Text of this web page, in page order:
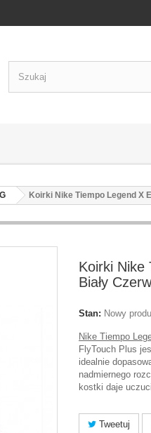
Koirki Nike Tiempo Legend X
Koirki Nike
Biały
Stan: Nowy
Nike Tiempo
FlyTouch Plus
idealnie
nadmiernego
kostki daje
Tweetuj